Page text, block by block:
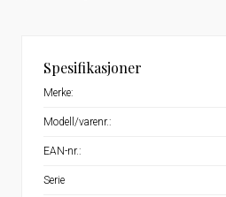
Spesifikasjoner
Merke:
Modell/varenr.:
EAN-nr.:
Serie